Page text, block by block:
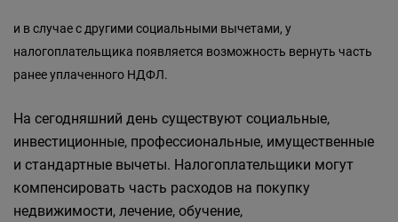
и в случае с другими социальными вычетами, у
налогоплательщика появляется возможность вернуть часть
ранее уплаченного НДФЛ.
На сегодняшний день существуют социальные,
инвестиционные, профессиональные, имущественные
и стандартные вычеты. Налогоплательщики могут
компенсировать часть расходов на покупку
недвижимости, лечение, обучение,